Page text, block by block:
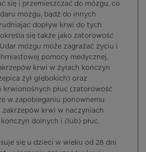
się i przemieszczać do mózgu, co
mózgu, bądź do innych
dopływ krwi do tych
się także jako zatorowość
mózgu może zagrażać życiu i
pomocy medycznej.
krwi w żyłach kończyn
żył głębokich) oraz
krwionośnych płuc (zatorowość
w zapobieganiu ponownemu
krwi w naczyniach
dolnych i (lub) płuc.
się u dzieci w wieku od 28 dni